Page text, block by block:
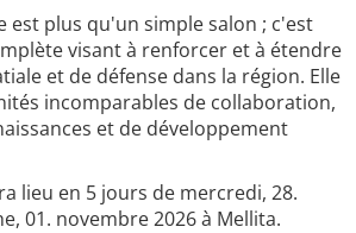
est plus qu'un simple salon ; c'est
visant à renforcer et à étendre
et de défense dans la région. Elle
incomparables de collaboration,
et de développement
lieu en 5 jours de mercredi, 28.
01. novembre 2026 à Mellita.